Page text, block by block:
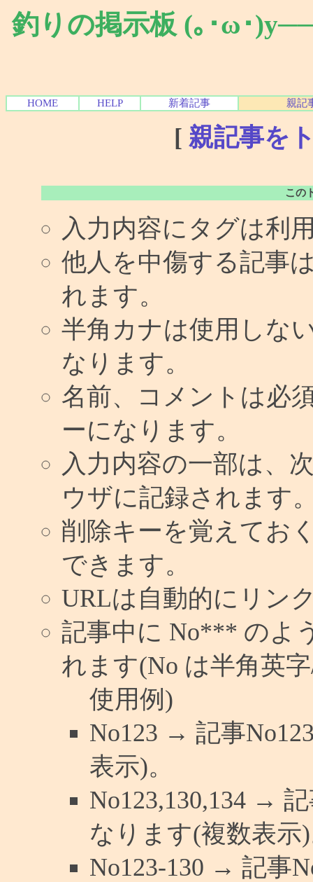
釣りの掲示板 (｡･ω･
HOME HELP 新着記事 親記
[ 親記事を
この
入力内容にタグは利
他人を中傷する記事
れます。
半角カナは使用しな
なります。
名前、コメントは必
ーになります。
入力内容の一部は、
ウザに記録されます
削除キーを覚えてお
できます。
URLは自動的にリン
記事中に No*** のよ
れます(No は半角英
使用例)
No123 → 記事
表示)。
No123,130,134 →
なります(複数表示
No123-130 → 記事